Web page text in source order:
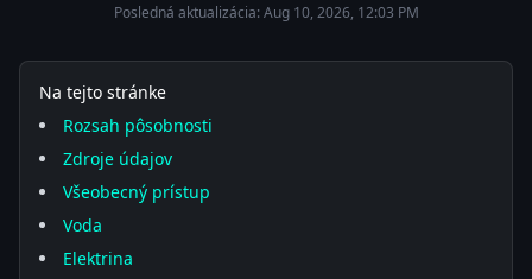
Posledná aktualizácia:Aug 10, 2026, 12:03 PM
Na tejto stránke
Rozsah pôsobnosti
Zdroje údajov
Všeobecný prístup
Voda
Elektrina